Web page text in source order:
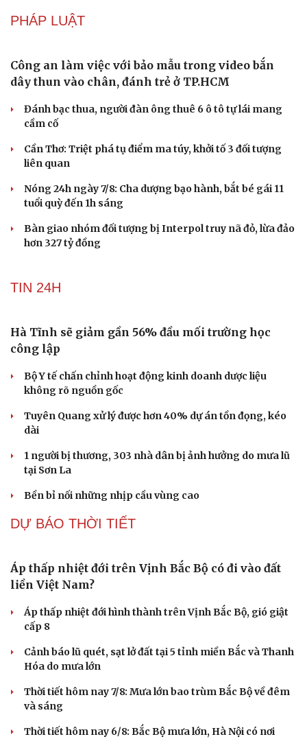
PHÁP LUẬT
Công an làm việc với bảo mẫu trong video bắn
dây thun vào chân, đánh trẻ ở TP.HCM
Đánh bạc thua, người đàn ông thuê 6 ô tô tự lái mang
cầm cố
Cần Thơ: Triệt phá tụ điểm ma túy, khởi tố 3 đối tượng
liên quan
Nóng 24h ngày 7/8: Cha dượng bạo hành, bắt bé gái 11
tuổi quỳ đến 1h sáng
Bàn giao nhóm đối tượng bị Interpol truy nã đỏ, lừa đảo
hơn 327 tỷ đồng
TIN 24H
Hà Tĩnh sẽ giảm gần 56% đầu mối trường học
công lập
Bộ Y tế chấn chỉnh hoạt động kinh doanh dược liệu
không rõ nguồn gốc
Tuyên Quang xử lý được hơn 40% dự án tồn đọng, kéo
dài
1 người bị thương, 303 nhà dân bị ảnh hưởng do mưa lũ
tại Sơn La
Bền bỉ nối những nhịp cầu vùng cao
DỰ BÁO THỜI TIẾT
Áp thấp nhiệt đới trên Vịnh Bắc Bộ có đi vào đất
liền Việt Nam?
Áp thấp nhiệt đới hình thành trên Vịnh Bắc Bộ, gió giật
cấp 8
Cảnh báo lũ quét, sạt lở đất tại 5 tỉnh miền Bắc và Thanh
Hóa do mưa lớn
Thời tiết hôm nay 7/8: Mưa lớn bao trùm Bắc Bộ về đêm
và sáng
Thời tiết hôm nay 6/8: Bắc Bộ mưa lớn, Hà Nội có nơi